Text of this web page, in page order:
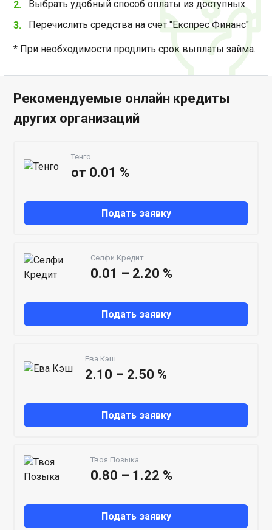
Выбрать удобный способ оплаты из доступных
Перечислить средства на счет "Експрес Финанс"
* При необходимости продлить срок выплаты займа.
Рекомендуемые онлайн кредиты
других организаций
Тенго
от 0.01 %
Подать заявку
Селфи Кредит
0.01 – 2.20 %
Подать заявку
Ева Кэш
2.10 – 2.50 %
Подать заявку
Твоя Позыка
0.80 – 1.22 %
Подать заявку